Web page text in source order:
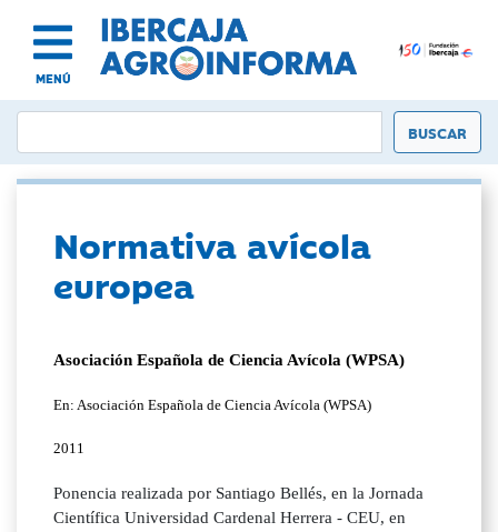
MENÚ
Normativa avícola
europea
Asociación Española de Ciencia Avícola (WPSA)
En: Asociación Española de Ciencia Avícola (WPSA)
2011
Ponencia realizada por Santiago Bellés, en la Jornada
Científica Universidad Cardenal Herrera - CEU, en